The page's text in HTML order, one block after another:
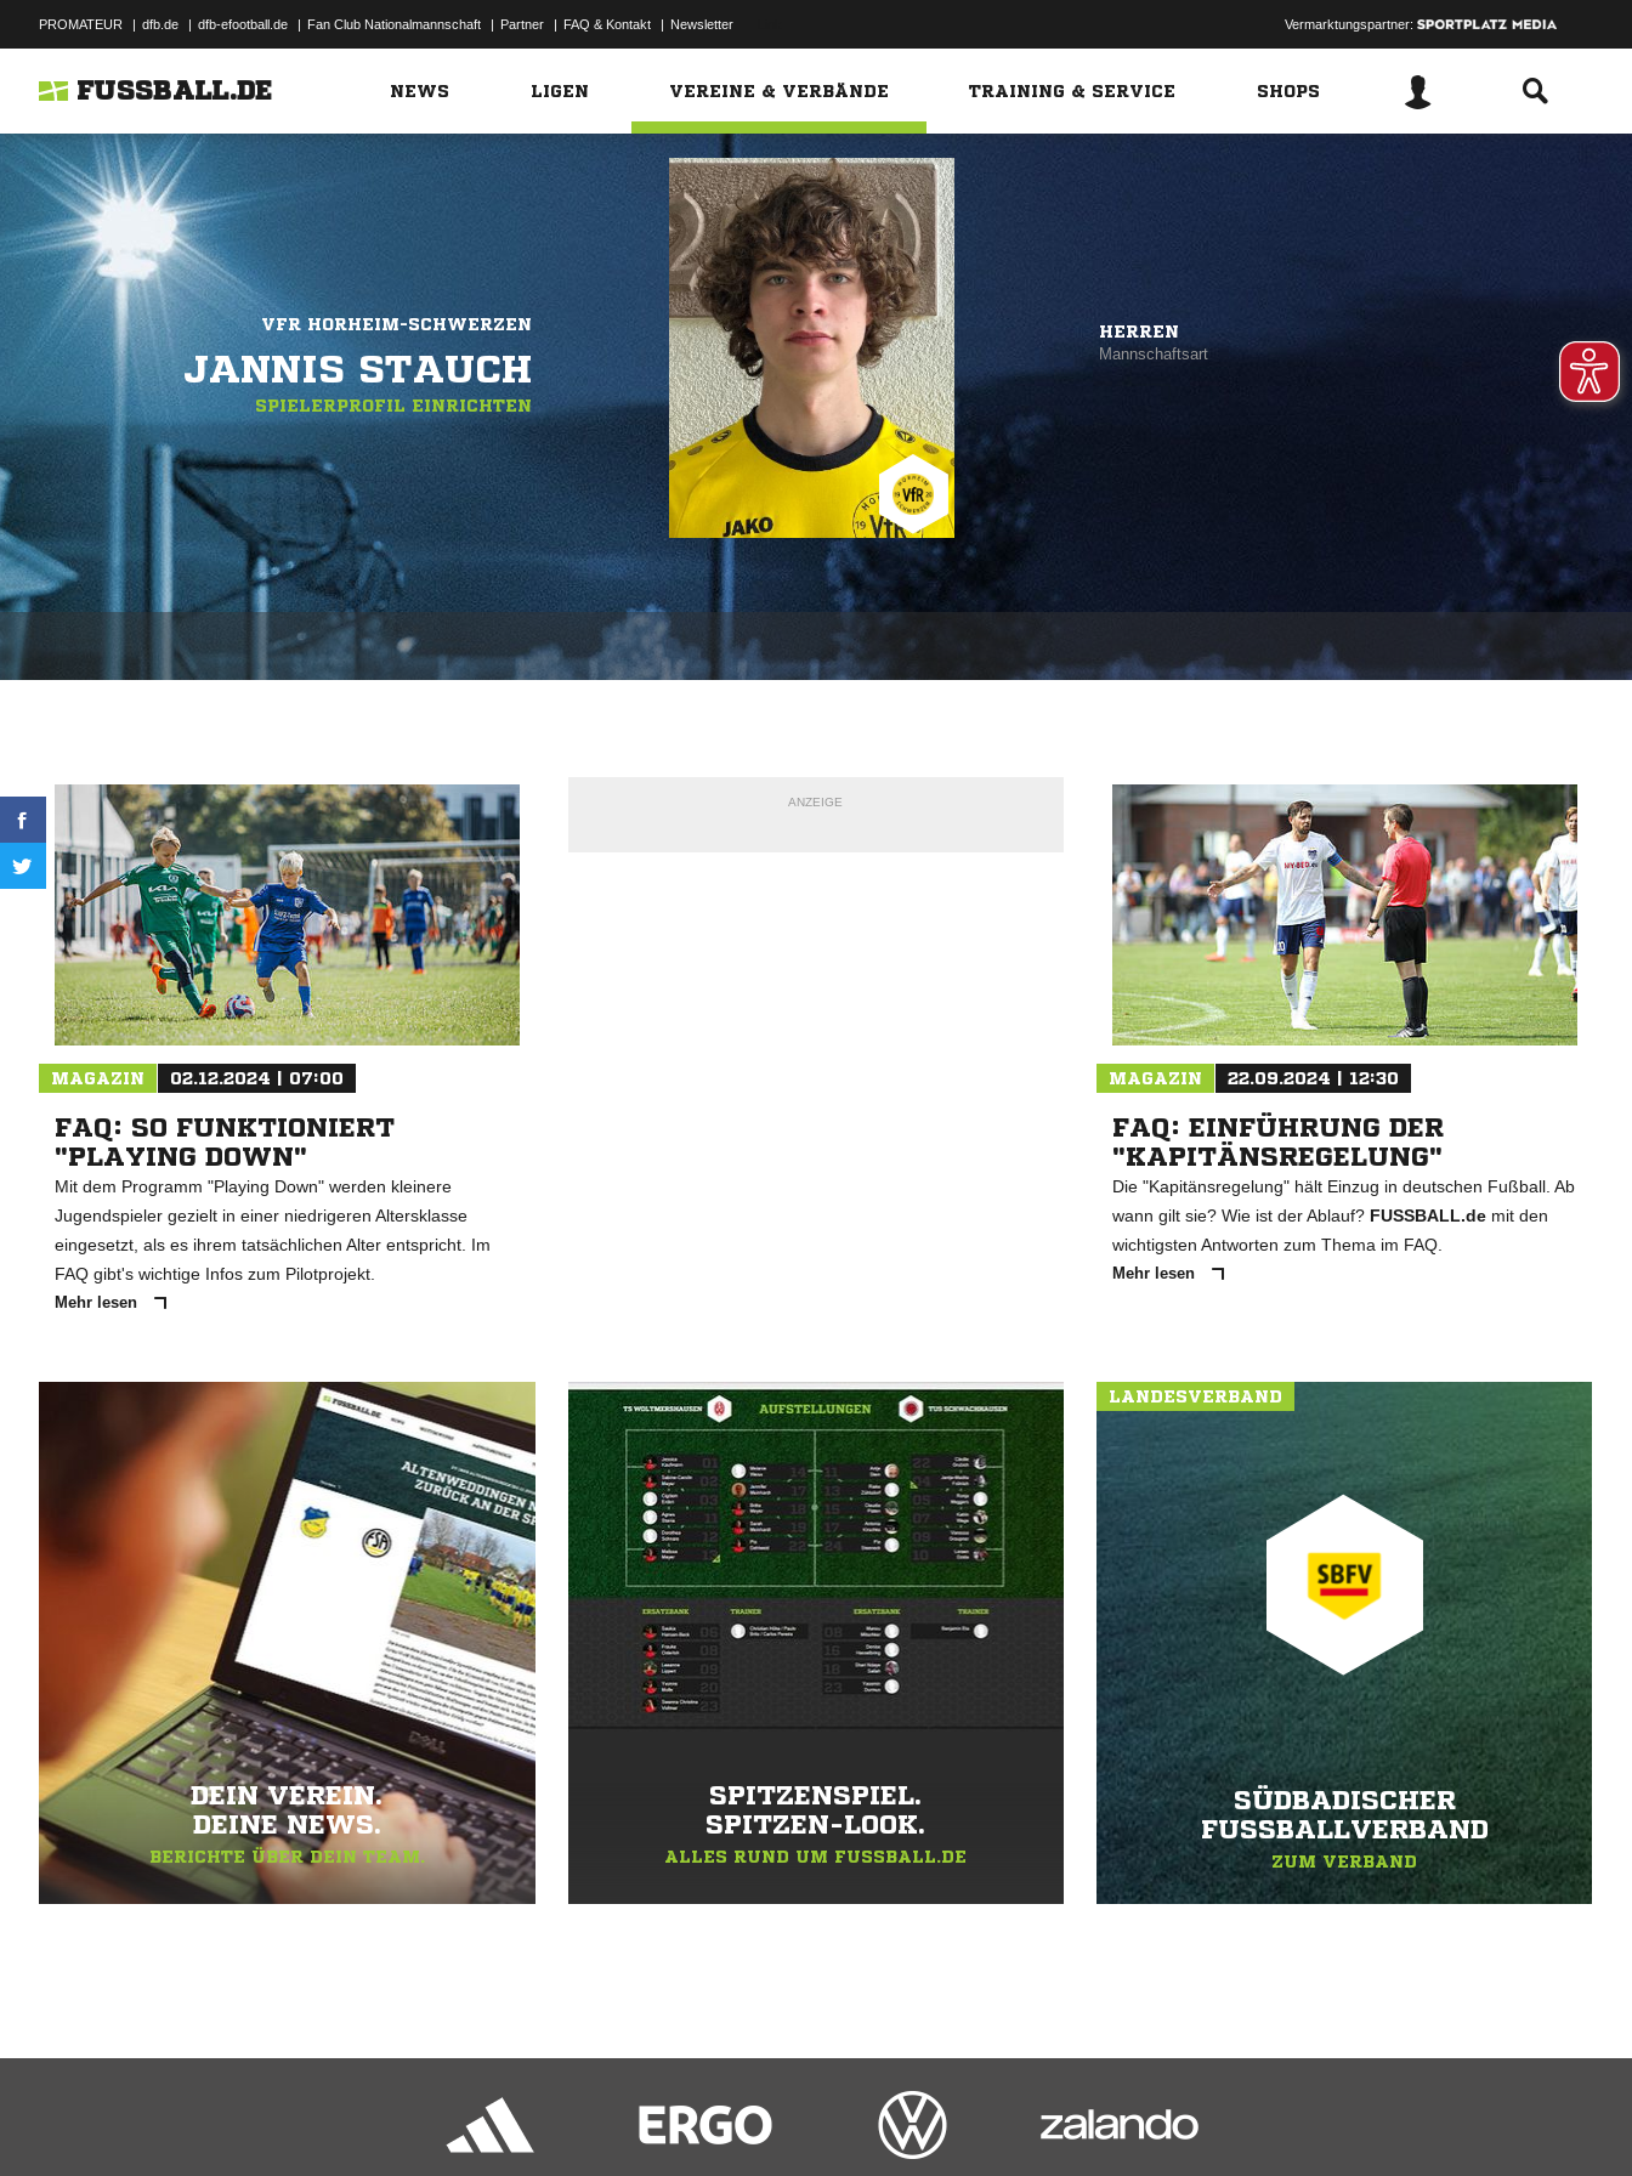
PROMATEUR | dfb.de | dfb-efootball.de | Fan Club Nationalmannschaft | Partner | FAQ & Kontakt | Newsletter Vermarktungspartner:
FUSSBALL.DE NEWS LIGEN VEREINE & VERBÄNDE TRAINING & SERVICE SHOPS
VFR HORHEIM-SCHWERZEN
JANNIS STAUCH
SPIELERPROFIL EINRICHTEN
HERREN
Mannschaftsart
MAGAZIN 02.12.2024 | 07:00
FAQ: SO FUNKTIONIERT
"PLAYING DOWN"
Mit dem Programm "Playing Down" werden kleinere
Jugendspieler gezielt in einer niedrigeren Altersklasse
eingesetzt, als es ihrem tatsächlichen Alter entspricht. Im
FAQ gibt's wichtige Infos zum Pilotprojekt.
Mehr lesen
ANZEIGE
MAGAZIN 22.09.2024 | 12:30
FAQ: EINFÜHRUNG DER
"KAPITÄNSREGELUNG"
Die "Kapitänsregelung" hält Einzug in deutschen Fußball. Ab
wann gilt sie? Wie ist der Ablauf? FUSSBALL.de mit den
wichtigsten Antworten zum Thema im FAQ.
Mehr lesen
DEIN VEREIN.
DEINE NEWS.
BERICHTE ÜBER DEIN TEAM.
SPITZENSPIEL.
SPITZEN-LOOK.
ALLES RUND UM FUSSBALL.DE
LANDESVERBAND
SÜDBADISCHER
FUSSBALLVERBAND
ZUM VERBAND